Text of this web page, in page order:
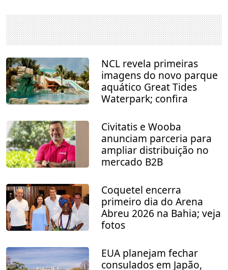
NCL revela primeiras
imagens do novo parque
aquático Great Tides
Waterpark; confira
Civitatis e Wooba
anunciam parceria para
ampliar distribuição no
mercado B2B
Coquetel encerra
primeiro dia do Arena
Abreu 2026 na Bahia; veja
fotos
EUA planejam fechar
consulados em Japão,